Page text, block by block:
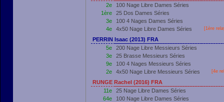
2e
100 Nage Libre Dames Séries
1ère
25 Dos Dames Séries
3e
100 4 Nages Dames Séries
4e
4x50 Nage Libre Dames Séries [1ère
PERRIN Isaac (2013) FRA
5e
200 Nage Libre Messieurs Séries
3e
25 Brasse Messieurs Séries
9e
100 4 Nages Messieurs Séries
2e
4x50 Nage Libre Messieurs Séries [4e
RUNGE Rachel (2016) FRA
11e
25 Nage Libre Dames Séries
64e
100 Nage Libre Dames Séries